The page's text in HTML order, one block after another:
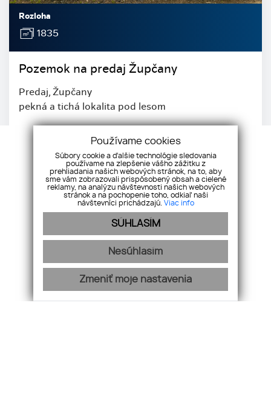
Rozloha
1835
Pozemok na predaj Župčany
Predaj, Župčany
pekná a tichá lokalita pod lesom
79 000€
VŠETKY NEHNUTEĽNOSTI
Používame cookies
Súbory cookie a ďalšie technológie sledovania
používame na zlepšenie vášho zážitku z
prehliadania našich webových stránok, na to, aby
sme vám zobrazovali prispôsobený obsah a cielené
reklamy, na analýzu návštevnosti našich webových
stránok a na pochopenie toho, odkiaľ naši
návštevníci prichádzajú. Viac info
SÚHLASÍM
Nesúhlasím
Zmeniť moje nastavenia